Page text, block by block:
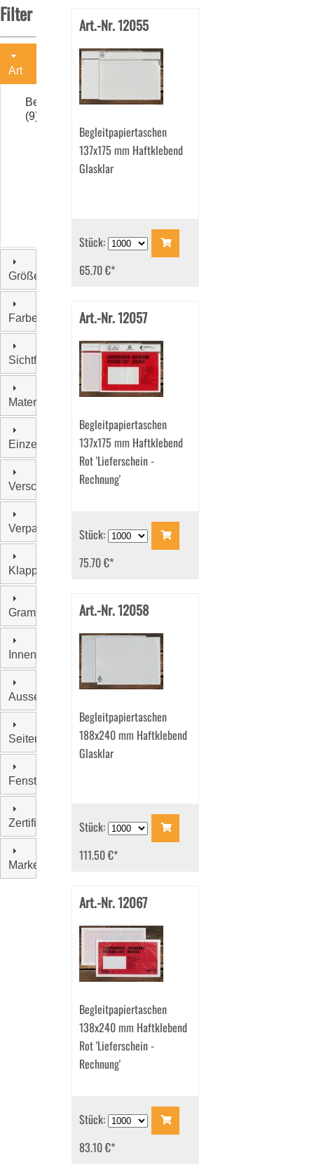
Filter
Art
Begleitpapiertaschen
(9)
Größe
Farbe
Sichtfenster
Material
Einzelgewicht
Verschluss
Verpackungseinheit
Klappenform
Grammatur
Innenfarbe
Aussendruck
Seitenklappen
Fensterstand
Zertifizierung
Marke
Art.-Nr. 12055
Begleitpapiertaschen
137x175 mm Haftklebend
Glasklar
Stück:
65.70 €*
Art.-Nr. 12057
Begleitpapiertaschen
137x175 mm Haftklebend
Rot 'Lieferschein -
Rechnung'
Stück:
75.70 €*
Art.-Nr. 12058
Begleitpapiertaschen
188x240 mm Haftklebend
Glasklar
Stück:
111.50 €*
Art.-Nr. 12067
Begleitpapiertaschen
138x240 mm Haftklebend
Rot 'Lieferschein -
Rechnung'
Stück:
83.10 €*